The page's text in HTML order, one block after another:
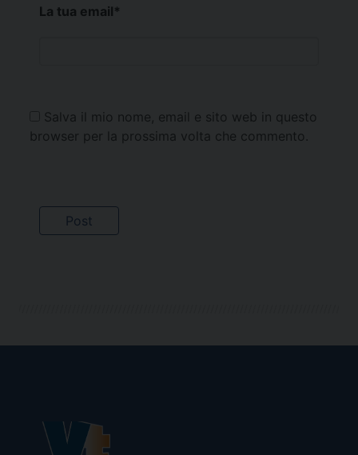
La tua email*
Salva il mio nome, email e sito web in questo
browser per la prossima volta che commento.